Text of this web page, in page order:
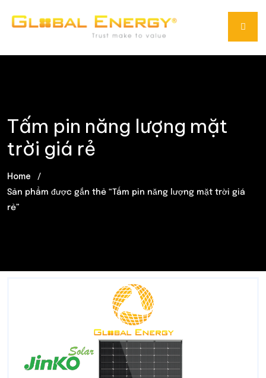
Tấm pin năng lượng mặt
trời giá rẻ
Home
Sản phẩm được gắn thẻ “Tấm pin năng lượng mặt trời giá
rẻ”